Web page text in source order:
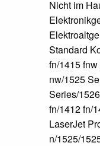
Nicht im
Standard
fn/1415
nw/1525
Series/
fn/1412 fn/
LaserJet
n/1525/